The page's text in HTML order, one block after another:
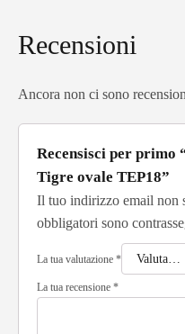
Recensioni
Ancora non ci sono
Recensisci per primo
Tigre ovale TEP18”
Il tuo indirizzo email non
obbligatori sono
La tua valutazione *
La tua recensione *